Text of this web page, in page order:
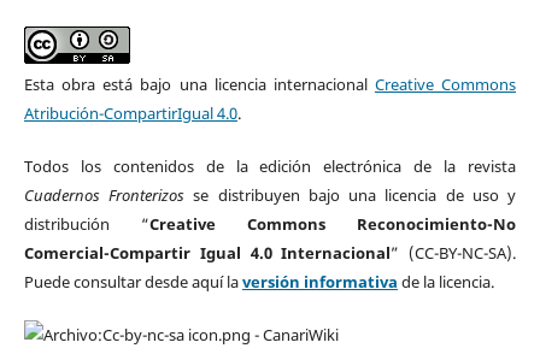
Esta obra está bajo una licencia internacional Creative Commons
Atribución-CompartirIgual 4.0.
Todos los contenidos de la edición electrónica de la revista
Cuadernos Fronterizos se distribuyen bajo una licencia de uso y
distribución “Creative Commons Reconocimiento-No
Comercial-Compartir Igual 4.0 Internacional” (CC-BY-NC-SA).
Puede consultar desde aquí laversión informativa de la licencia.